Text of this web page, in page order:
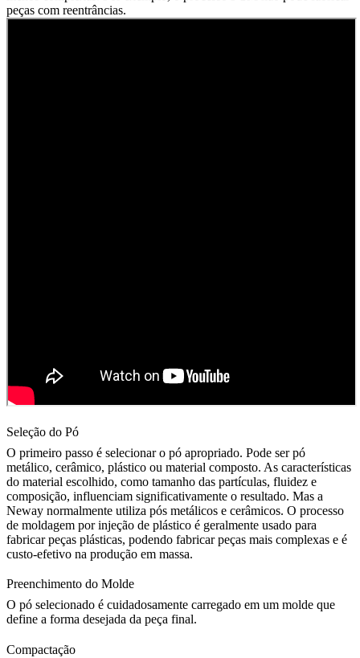
peças com reentrâncias.
Seleção do Pó
O primeiro passo é selecionar o pó apropriado. Pode ser pó
metálico, cerâmico, plástico ou material composto. As características
do material escolhido, como tamanho das partículas, fluidez e
composição, influenciam significativamente o resultado. Mas a
Neway normalmente utiliza pós metálicos e cerâmicos. O processo
de moldagem por injeção de plástico é geralmente usado para
fabricar peças plásticas, podendo fabricar peças mais complexas e é
custo-efetivo na produção em massa.
Preenchimento do Molde
O pó selecionado é cuidadosamente carregado em um molde que
define a forma desejada da peça final.
Compactação